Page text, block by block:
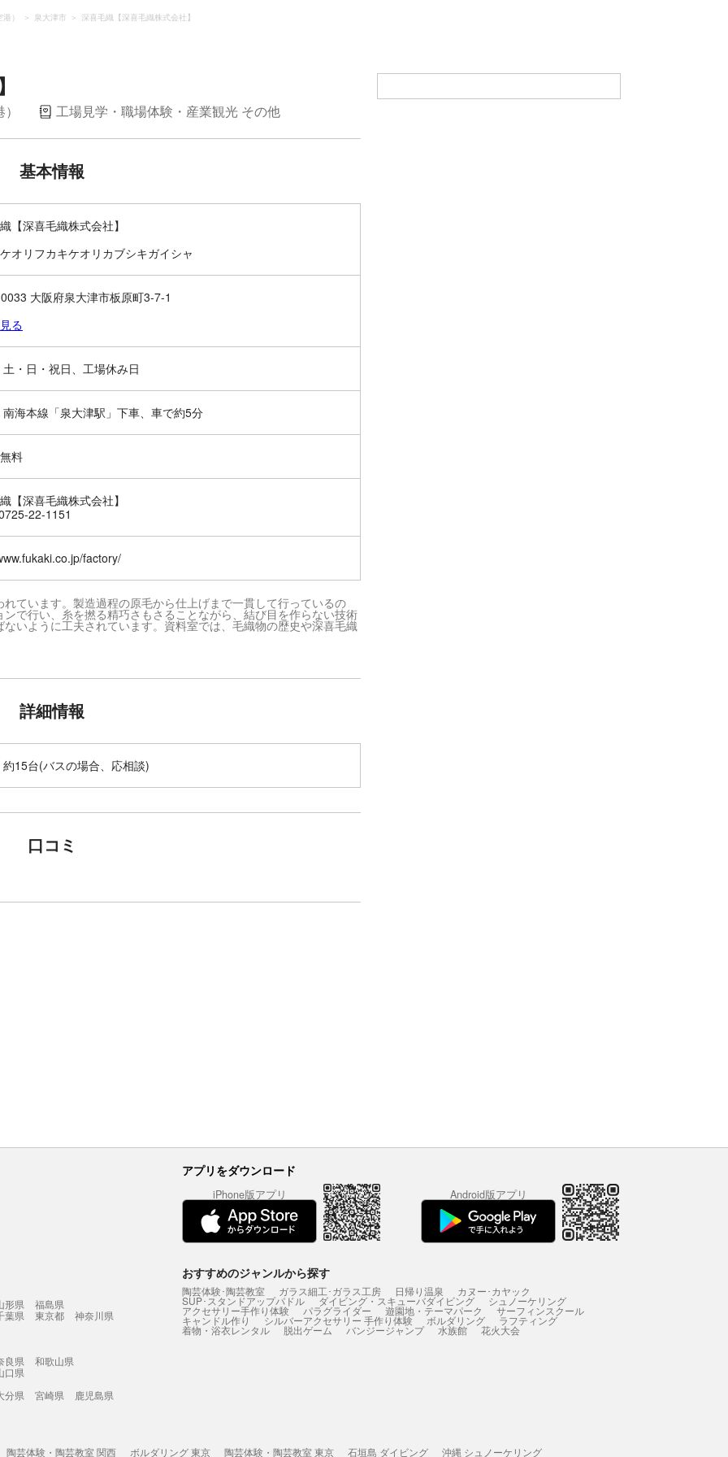
） 泉大津市 深喜毛織【深喜毛織株式会社】
工場見学・職場体験・産業観光 その他
基本情報
【深喜毛織株式会社】
オリフカキケオリカブシキガイシャ
大阪府泉大津市板原町3-7-1
る
土・日・祝日、工場休み日
南海本線「泉大津駅」下車、車で約5分
料
【深喜毛織株式会社】
22-1151
factory/
ています。製造過程の原毛から仕上げまで一貫して行っているの
で行い、糸を撚る精巧さもさることながら、結び目を作らない技術
いように工夫されています。資料室では、毛織物の歴史や深喜毛織
詳細情報
15台(バスの場合、応相談)
口コミ
アプリをダウンロード
iPhone版アプリ Android版アプリ
形県
福島県
葉県 東京都
神奈川県
良県
和歌山県
口県
分県 宮崎県
鹿児島県
おすすめのジャンルから探す
陶芸体験･陶芸教室 ガラス細工･ガラス工房 日帰り温泉 カヌー･カヤック
SUP･スタンドアップパドル ダイビング・スキューバダイビング シュノーケリング
アクセサリー手作り体験 パラグライダー 遊園地・テーマパーク サーフィンスクール
キャンドル作り シルバーアクセサリー 手作り体験 ボルダリング ラフティング
着物・浴衣レンタル 脱出ゲーム バンジージャンプ 水族館 花火大会
陶芸体験・陶芸教室 関西 ボルダリング 東京 陶芸体験・陶芸教室 東京 石垣島 ダイビング 沖縄 シュノーケリング